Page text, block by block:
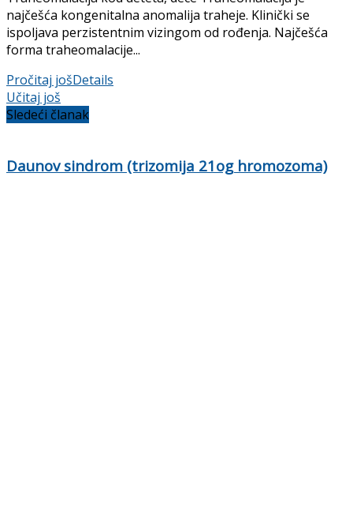
najčešća kongenitalna anomalija traheje. Klinički se
ispoljava perzistentnim vizingom od rođenja. Najčešća
forma traheomalacije...
Pročitaj jošDetails
Učitaj još
Sledeći članak
Daunov sindrom (trizomija 21og hromozoma)